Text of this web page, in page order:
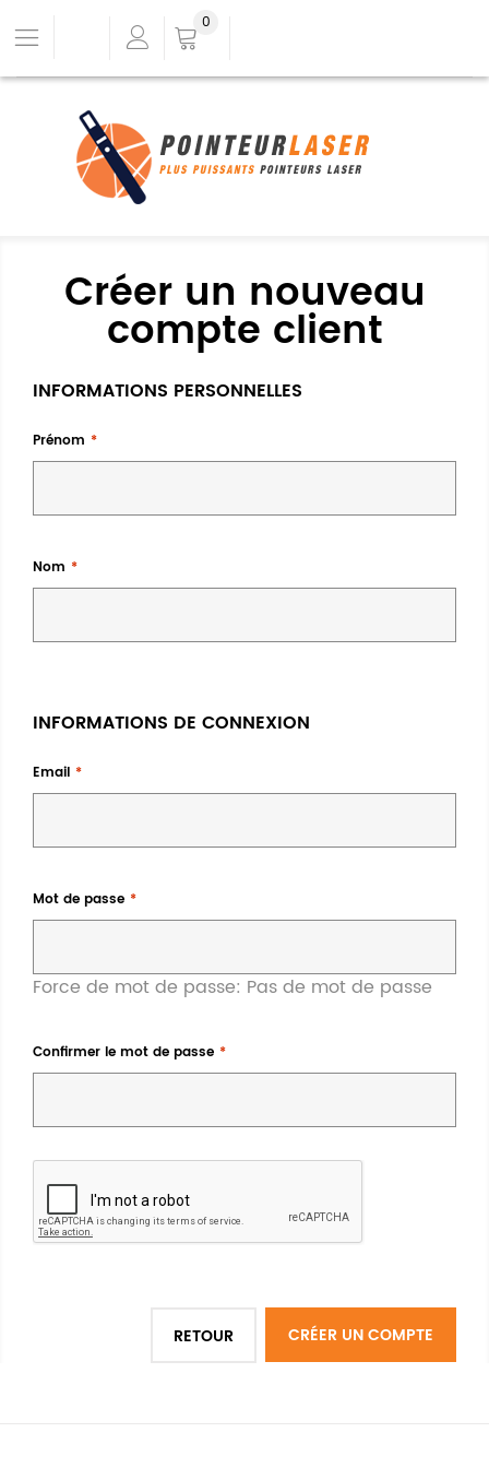
0
Créer un nouveau
compte client
INFORMATIONS PERSONNELLES
Prénom
Nom
INFORMATIONS DE CONNEXION
Email
Mot de passe
Force de mot de passe: Pas de mot de passe
Confirmer le mot de passe
CRÉER UN COMPTE
RETOUR